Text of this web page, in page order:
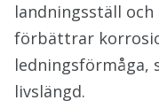
landningsställ
förbättrar
ledningsförmåga,
livslängd.